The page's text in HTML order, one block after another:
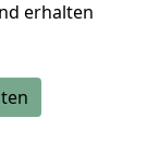
erhalten